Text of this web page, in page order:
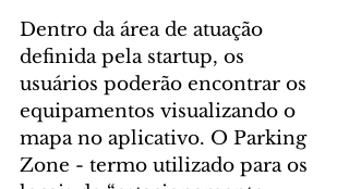
Dentro da área de atuação
definida pela startup, os
usuários poderão encontrar os
equipamentos visualizando o
mapa no aplicativo. O Parking
Zone - termo utilizado para os